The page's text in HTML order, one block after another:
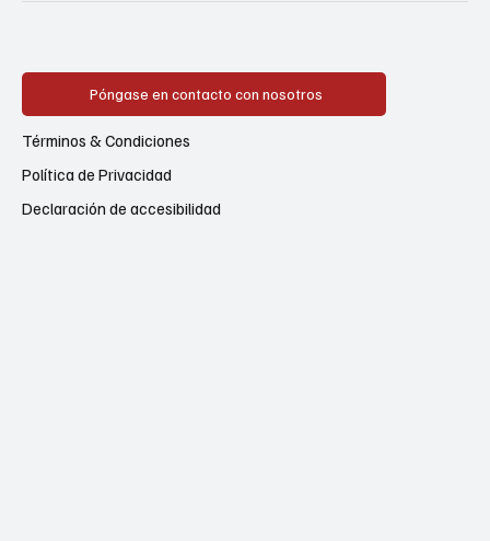
Póngase en contacto con nosotros
Política de Privacidad
Términos & Condiciones
Declaración de accesibilidad